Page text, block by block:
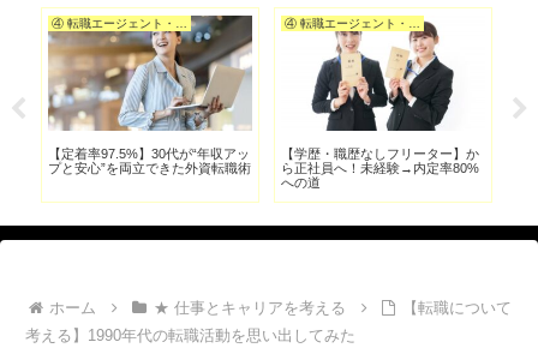
【定着率97.5%】30代が“年収アッ
プと安心”を両立できた外資転職術
【学歴・職歴なしフリーター】か
ら正社員へ！未経験→内定率80%
への道
ホーム ★ 仕事とキャリアを考える
【転職について
考える】1990年代の転職活動を思い出してみた